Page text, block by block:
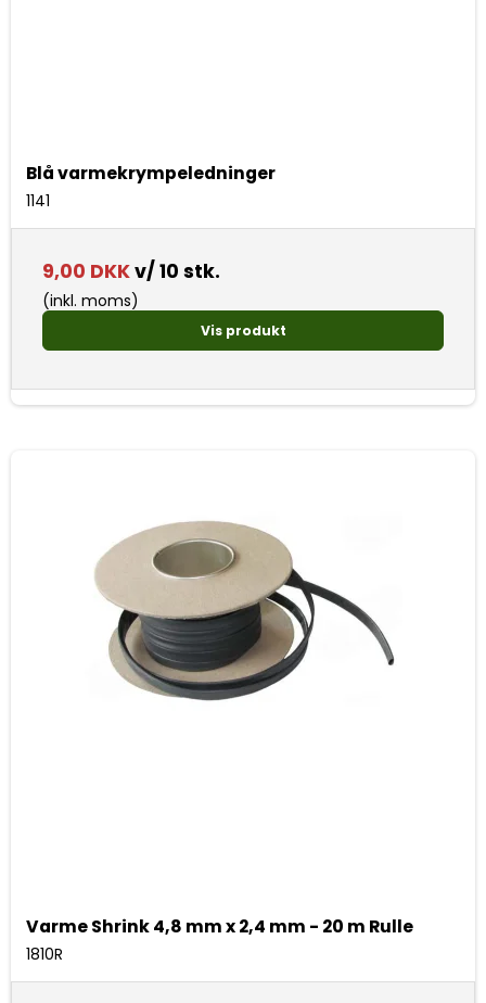
Blå varmekrympeledninger
1141
9,00 DKKv/ 10 stk.
(inkl. moms)
Vis produkt
Varme Shrink 4,8 mm x 2,4 mm - 20 m Rulle
1810R